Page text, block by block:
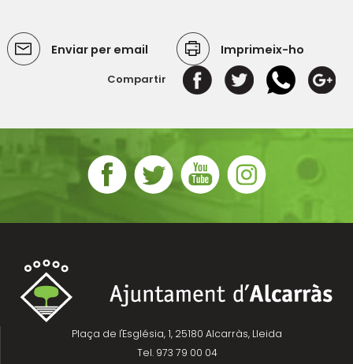
Enviar per email Imprimeix-ho
Compartir
Plaça de l'Església, 1, 25180 Alcarràs, Lleida
Tel. 973 79 00 04